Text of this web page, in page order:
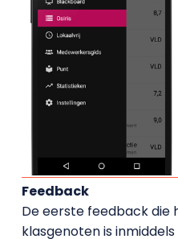
Feedback
De eerste feedback die
klasgenoten is